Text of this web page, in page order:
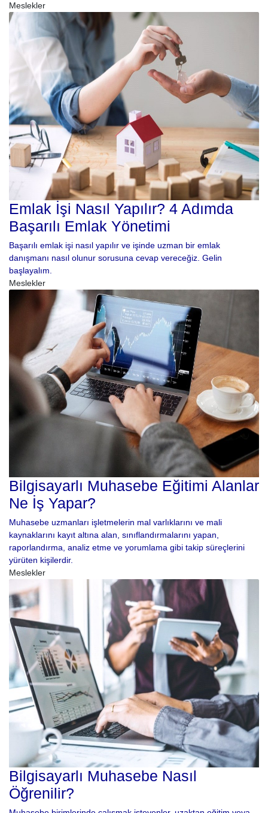
Meslekler
Emlak İşi Nasıl Yapılır? 4 Adımda
Başarılı Emlak Yönetimi
Başarılı emlak işi nasıl yapılır ve işinde uzman bir emlak
danışmanı nasıl olunur sorusuna cevap vereceğiz. Gelin
başlayalım.
Meslekler
Bilgisayarlı Muhasebe Eğitimi Alanlar
Ne İş Yapar?
Muhasebe uzmanları işletmelerin mal varlıklarını ve mali
kaynaklarını kayıt altına alan, sınıflandırmalarını yapan,
raporlandırma, analiz etme ve yorumlama gibi takip süreçlerini
yürüten kişilerdir.
Meslekler
Bilgisayarlı Muhasebe Nasıl
Öğrenilir?